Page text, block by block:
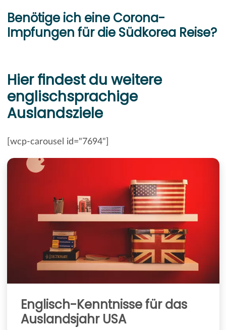
Benötige ich eine Corona-
Impfungen für die Südkorea Reise?
Hier findest du weitere
englischsprachige
Auslandsziele
[wcp-carousel id="7694"]
Englisch-Kenntnisse für das
Auslandsjahr USA